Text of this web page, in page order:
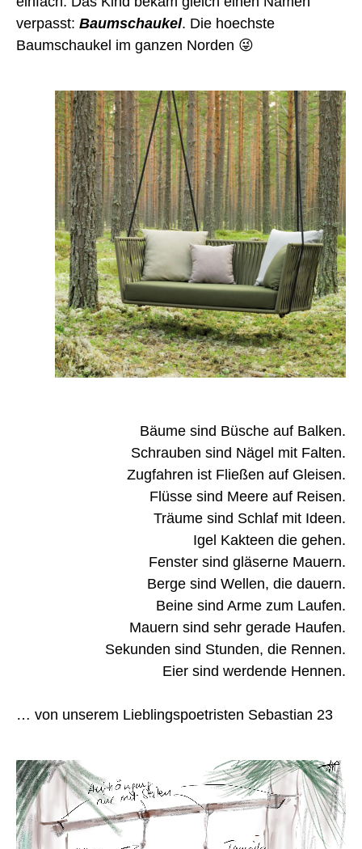
verpasst: Baumschaukel. Die hoechste
Baumschaukel im ganzen Norden 😜
Bäume sind Büsche auf Balken.
Schrauben sind Nägel mit Falten.
Zugfahren ist Fließen auf Gleisen.
Flüsse sind Meere auf Reisen.
Träume sind Schlaf mit Ideen.
Igel Kakteen die gehen.
Fenster sind gläserne Mauern.
Berge sind Wellen, die dauern.
Beine sind Arme zum Laufen.
Mauern sind sehr gerade Haufen.
Sekunden sind Stunden, die Rennen.
Eier sind werdende Hennen.
… von unserem Lieblingspoetristen Sebastian 23